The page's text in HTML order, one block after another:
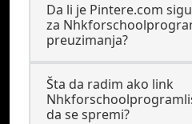
Da li je Pintere.com
za
preuzimanja?
Šta da radim ako link
da se spremi?